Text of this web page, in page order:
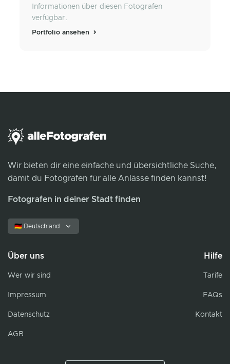
Informationen über diesen Fotografen
verfügbar.
Portfolio ansehen
Wir bieten dir eine einfache und übersichtliche Suche,
damit du Fotografen für alle Anlässe finden kannst!
Fotografen in deiner Stadt finden
🇩🇪 Deutschland
Über uns
Wer wir sind
Impressum
Datenschutz
AGB
Hilfe
Tarife
FAQs
Kontakt